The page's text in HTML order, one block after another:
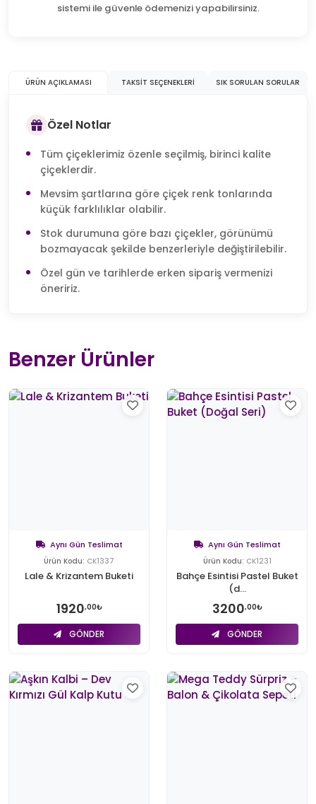
sistemi ile güvenle ödemenizi yapabilirsiniz.
ÜRÜN AÇIKLAMASI TAKSIT SEÇENEKLERI SIK SORULAN SORULAR
Özel Notlar
Tüm çiçeklerimiz özenle seçilmiş, birinci kalite
çiçeklerdir.
Mevsim şartlarına göre çiçek renk tonlarında
küçük farklılıklar olabilir.
Stok durumuna göre bazı çiçekler, görünümü
bozmayacak şekilde benzerleriyle değiştirilebilir.
Özel gün ve tarihlerde erken sipariş vermenizi
öneririz.
Benzer Ürünler
Aynı Gün Teslimat
Ürün Kodu: CK1337
Lale & Krizantem Buketi
1920,00₺
GÖNDER
Aynı Gün Teslimat
Ürün Kodu: CK1231
Bahçe Esintisi Pastel Buket
(d...
3200,00₺
GÖNDER